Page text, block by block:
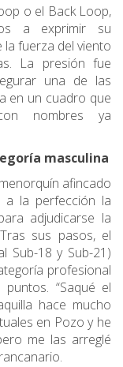
o el Back Loop,
a exprimir su
fuerza del viento
La presión fue
una de las
en un cuadro que
nombres ya
masculina
afincado
a la perfección la
adjudicarse la
sus pasos, el
Sub-18 y Sub-21)
profesional
“Saqué el
hace mucho
en Pozo y he
me las arreglé